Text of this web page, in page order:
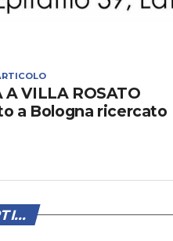
A VILLA ROSATO
a Bologna ricercato